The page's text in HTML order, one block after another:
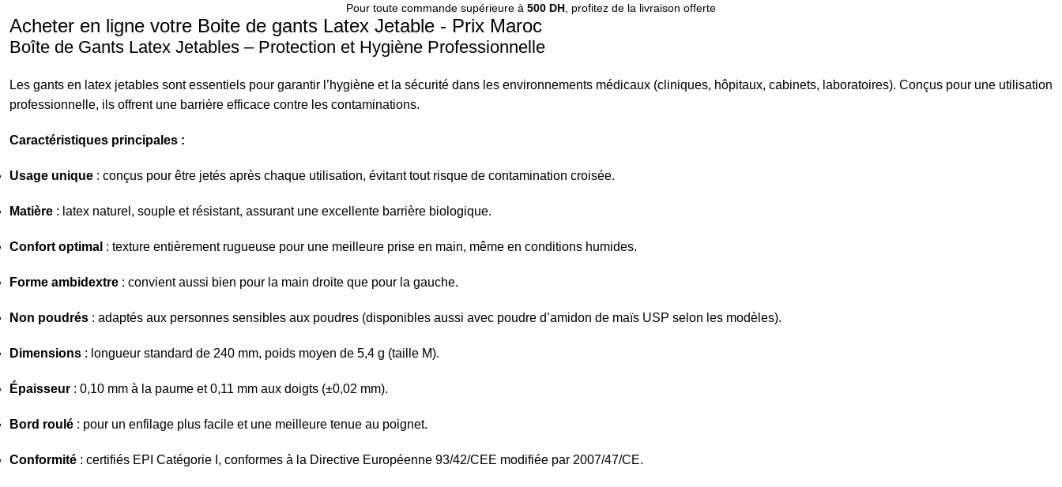
Pour toute commande supérieure à 500 DH , profitez de la livraison offerte
Acheter en ligne votre Boite de gants Latex Jetable - Prix Maroc
Boîte de Gants Latex Jetables – Protection et Hygiène Professionnelle
Les gants en latex jetables sont essentiels pour garantir l’hygiène et la sécurité dans les environnements médicaux (cliniques, hôpitaux, cabinets, laboratoires). Conçus pour une utilisation
professionnelle, ils offrent une barrière efficace contre les contaminations.
Caractéristiques principales :
Usage unique : conçus pour être jetés après chaque utilisation, évitant tout risque de contamination croisée.
Matière : latex naturel, souple et résistant, assurant une excellente barrière biologique.
Confort optimal : texture entièrement rugueuse pour une meilleure prise en main, même en conditions humides.
Forme ambidextre : convient aussi bien pour la main droite que pour la gauche.
Non poudrés : adaptés aux personnes sensibles aux poudres (disponibles aussi avec poudre d’amidon de maïs USP selon les modèles).
Dimensions : longueur standard de 240 mm, poids moyen de 5,4 g (taille M).
Épaisseur : 0,10 mm à la paume et 0,11 mm aux doigts (±0,02 mm).
Bord roulé : pour un enfilage plus facile et une meilleure tenue au poignet.
Conformité : certifiés EPI Catégorie I, conformes à la Directive Européenne 93/42/CEE modifiée par 2007/47/CE.